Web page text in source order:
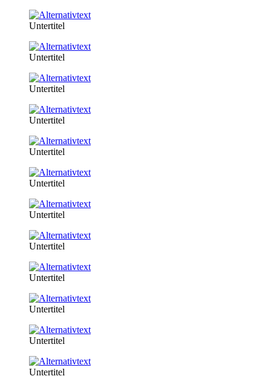
Untertitel
Untertitel
Untertitel
Untertitel
Untertitel
Untertitel
Untertitel
Untertitel
Untertitel
Untertitel
Untertitel
Untertitel